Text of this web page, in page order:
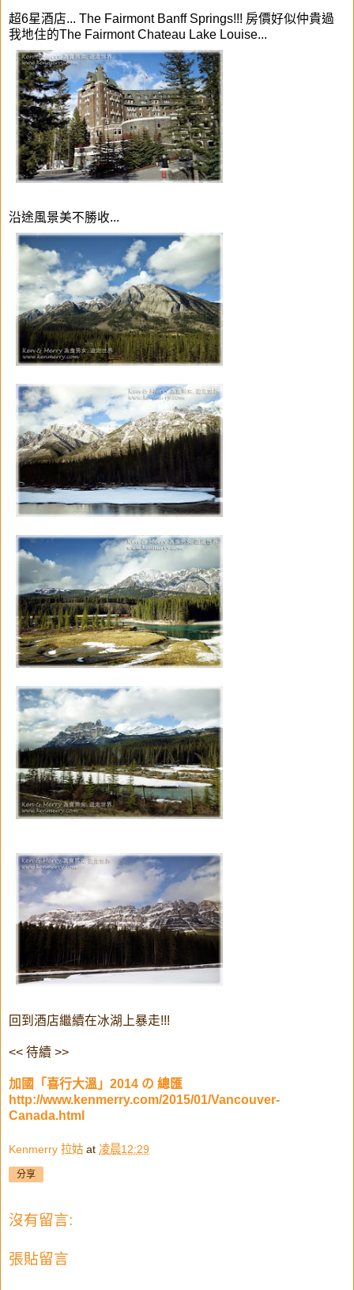
超6星酒店... The Fairmont Banff Springs!!! 房價好似仲貴過
我地住的The Fairmont Chateau Lake Louise...
沿途風景美不勝收...
回到酒店繼續在冰湖上暴走!!!
<< 待續 >>
加國「喜行大溫」2014 の 總匯
http://www.kenmerry.com/2015/01/Vancouver-
Canada.html
Kenmerry 拉姑 at 凌晨12:29
分享
沒有留言:
張貼留言